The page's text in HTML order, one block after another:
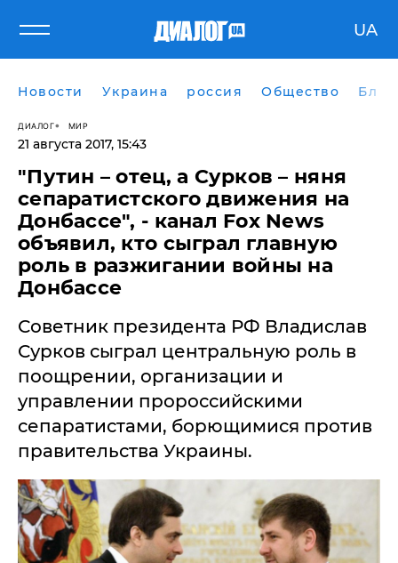
UA
Новости Украина россия Общество
ДИАЛОГ МИР
21 августа 2017, 15:43
"Путин – отец, а Сурков – няня
сепаратистского движения на
Донбассе", - канал Fox News
объявил, кто сыграл главную
роль в разжигании войны на
Донбассе
Советник президента РФ Владислав
Сурков сыграл центральную роль в
поощрении, организации и
управлении пророссийскими
сепаратистами, борющимися против
правительства Украины.